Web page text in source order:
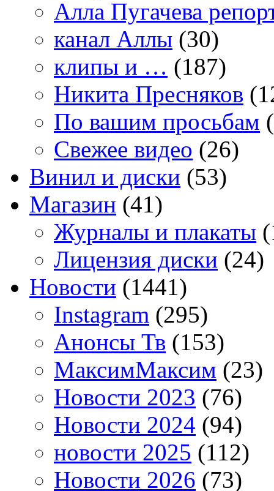
Алла Пугачева
канал Аллы (30)
клипы и … (187)
Никита Пресняков
По вашим просьбам
Свежее видео (26)
Винил и диски (53)
Магазин (41)
Журналы и плакаты
Лицензия диски (24)
Новости (1441)
Instagram (295)
Анонсы Тв (153)
МаксимМаксим (23)
Новости 2023 (76)
Новости 2024 (94)
новости 2025 (112)
Новости 2026 (73)